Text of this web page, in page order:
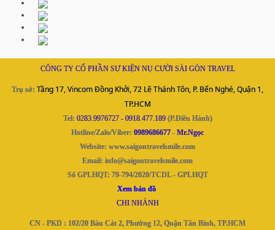
CÔNG TY CỔ PHẦN SỰ KIỆN NỤ CƯỜI SÀI GÒN TRAVEL
Trụ sở: Tầng 17, Vincom Đồng Khởi, 72 Lê Thánh Tôn, P. Bến Nghé, Quận 1,
TP.HCM
Tel: 0283.9976727 - 0918.477.189(P.Điều Hành)
Hotline/Zalo/Viber: 0989686677 - Mr.Ngọc
Website: www.saigontravelsmile.com
Email: info@saigontravelsmile.com
Số GPLHQT: 79-794/2020/TCDL - GPLHQT
Xem bản đồ
CHI NHÁNH
CN - PKD : 102/20 Bàu Cát 2, Phường 12, Quận Tân Bình, TP.HCM